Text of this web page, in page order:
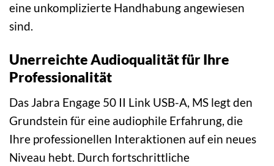
eine unkomplizierte Handhabung angewiesen
sind.
Unerreichte Audioqualität für Ihre
Professionalität
Das Jabra Engage 50 II Link USB-A, MS legt den
Grundstein für eine audiophile Erfahrung, die
Ihre professionellen Interaktionen auf ein neues
Niveau hebt. Durch fortschrittliche